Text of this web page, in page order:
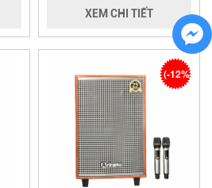
XEM CHI TIẾT
(-12%)